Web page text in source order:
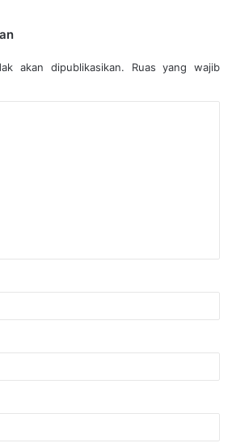
akan dipublikasikan.
Ruas yang wajib